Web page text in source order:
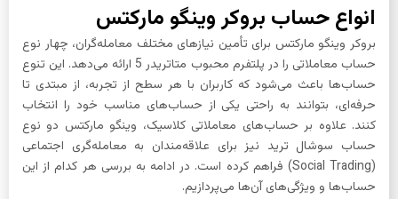
انواع حساب بروکر وینگو مارکتس
بروکر وینگو مارکتس برای تأمین نیازهای مختلف معامله‌گران، چهار نوع
حساب معاملاتی را در پلتفرم محبوب متاتریدر 5 ارائه می‌دهد. این تنوع
حساب‌ها باعث می‌شود که کاربران با هر سطح از تجربه، از مبتدی تا
حرفه‌ای، بتوانند به راحتی یکی از حساب‌های مناسب خود را انتخاب
کنند. علاوه بر حساب‌های معاملاتی کلاسیک، وینگو مارکتس دو نوع
حساب سوشال ترید نیز برای علاقه‌مندان به معامله‌گری اجتماعی
(Social Trading) فراهم کرده است. در ادامه به بررسی هر کدام از این
حساب‌ها و ویژگی‌های آن‌ها می‌پردازیم.